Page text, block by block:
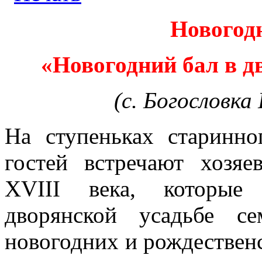
«Новогодний бал в
(с. Богословка
На ступеньках
гостей встречают
ХVIII века, которые
дворянской усадьбе
новогодних и